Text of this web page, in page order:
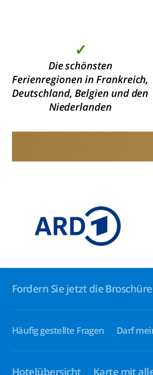
✓
Die schönsten
Ferienregionen in Frankreich,
Deutschland, Belgien und den
Niederlanden
Fordern Sie jetzt die
Häufig gestellte Fragen Darf
Hotelübersicht Karte mit